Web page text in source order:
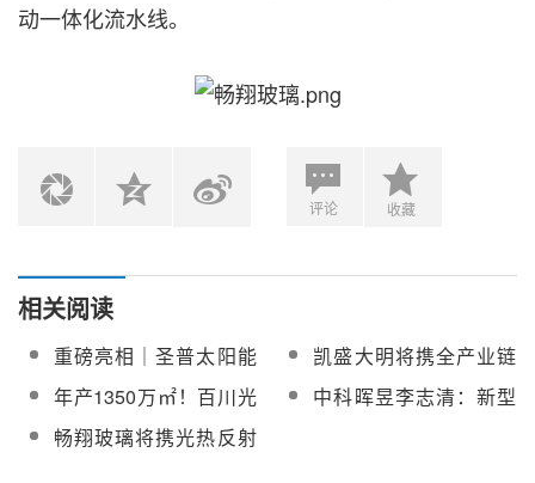
动一体化流水线。
评论 收藏
相关阅读
重磅亮相｜圣普太阳能
将携全系列光热反射
镜，闪耀第十三届中国
国际光热大会
凯盛大明将携全产业链
光热玻璃及反射镜产品
亮相第十三届中国国际
年产1350万㎡！百川光
热将携光热聚光反射镜
全系列产品亮相
中科晖昱李志清：新型
畅翔玻璃将携光热反射